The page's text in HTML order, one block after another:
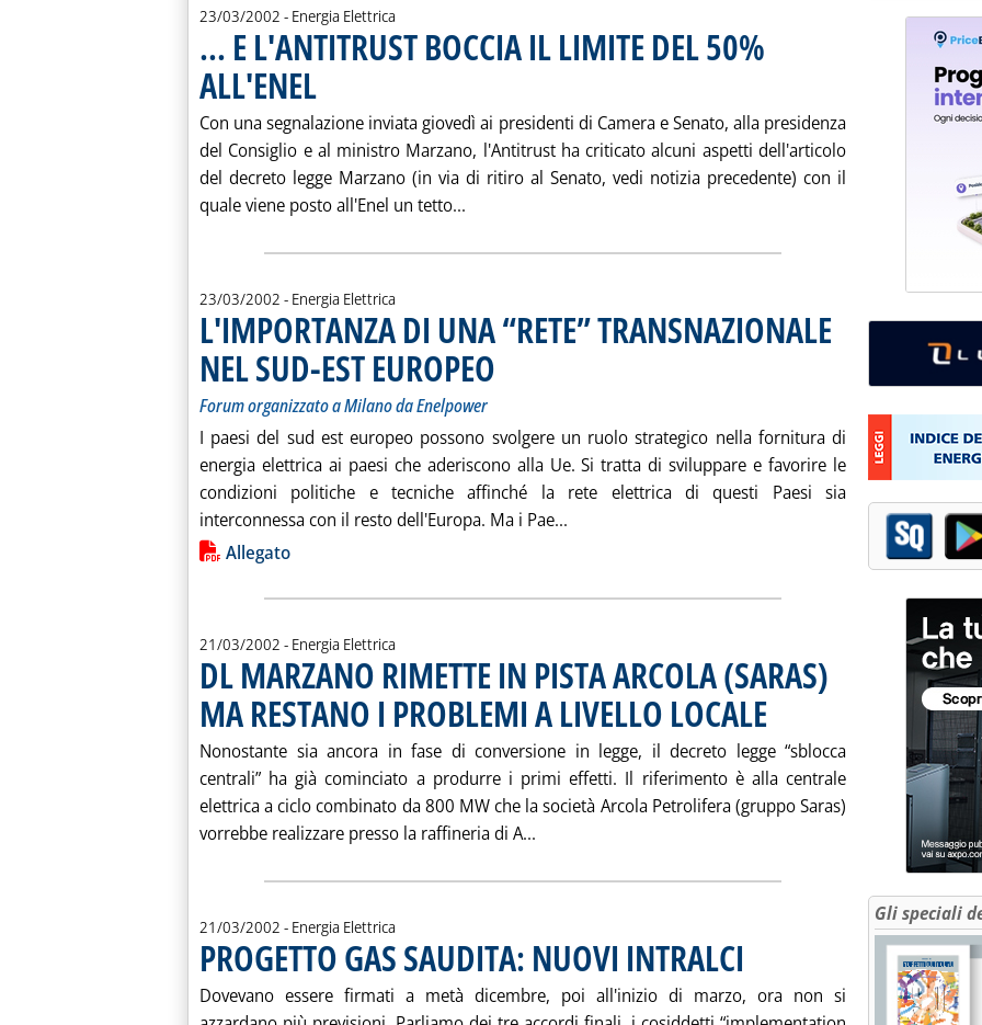
23/03/2002 - Energia Elettrica
... E L'ANTITRUST BOCCIA IL LIMITE DEL 50%
ALL'ENEL
Con una segnalazione inviata giovedì ai presidenti di Camera e Senato, alla presidenza
del Consiglio e al ministro Marzano, l'Antitrust ha criticato alcuni aspetti dell'articolo
del decreto legge Marzano (in via di ritiro al Senato, vedi notizia precedente) con il
quale viene posto all'Enel un tetto... Leggi tutta la notizia: '... E L'ANTITRUST BOCCIA IL LIMITE DEL
23/03/2002 - Energia Elettrica
L'IMPORTANZA DI UNA “RETE” TRANSNAZIONALE
NEL SUD-EST EUROPEO
Forum organizzato a Milano da Enelpower
I paesi del sud est europeo possono svolgere un ruolo strategico nella fornitura di
energia elettrica ai paesi che aderiscono alla Ue. Si tratta di sviluppare e favorire le
condizioni politiche e tecniche affinché la rete elettrica di questi Paesi sia
interconnessa con il resto dell'Europa. Ma i Pae... Leggi tutta la notizia: 'L'IMPORTANZA DI UNA “RETE”
Lista allegati PDF alla notizia
Allegato
21/03/2002 - Energia Elettrica
DL MARZANO RIMETTE IN PISTA ARCOLA (SARAS)
MA RESTANO I PROBLEMI A LIVELLO LOCALE . Pubblicata giovedì 21 marzo 2002 alle
Nonostante sia ancora in fase di conversione in legge, il decreto legge “sblocca
centrali” ha già cominciato a produrre i primi effetti. Il riferimento è alla centrale
elettrica a ciclo combinato da 800 MW che la società Arcola Petrolifera (gruppo Saras)
vorrebbe realizzare presso la raffineria di A... Leggi tutta la notizia: 'DL MARZANO RIMETTE IN PISTA
21/03/2002 - Energia Elettrica
PROGETTO GAS SAUDITA: NUOVI INTRALCI . Pubblicata giovedì 21 marzo 2002 alle 16.10.
Dovevano essere firmati a metà dicembre, poi all'inizio di marzo, ora non si
Gli speciali